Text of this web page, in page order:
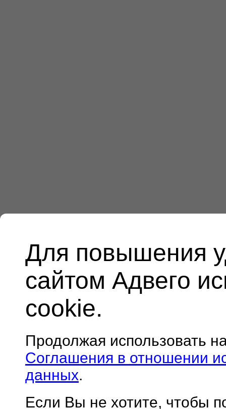
Для повышения
сайтом Адвего
cookie.
Продолжая использовать
Соглашения в отношении
данных.
Если Вы не хотите, чтобы